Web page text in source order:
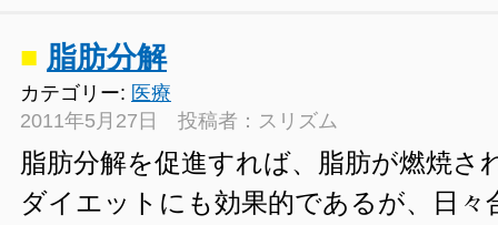
■ 脂肪分解
カテゴリー: 医療
2011年5月27日 投稿者：スリズム
脂肪分解を促進すれば、脂肪が燃焼さ
ダイエットにも効果的であるが、日々